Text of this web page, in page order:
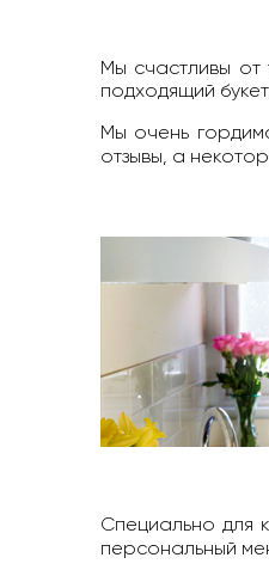
Мы счастливы от
подходящий
Мы очень
отзывы, а
Специально для
персональный